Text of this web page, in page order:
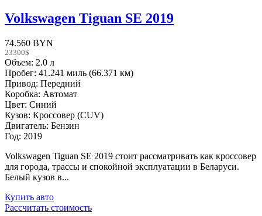
Volkswagen Tiguan SE 2019
74.560 BYN
23300$
Объем: 2.0 л
Пробег: 41.241 миль (66.371 км)
Привод: Передний
Коробка: Автомат
Цвет: Синий
Кузов: Кроссовер (CUV)
Двигатель: Бензин
Год: 2019
Volkswagen Tiguan SE 2019 стоит рассматривать как кроссовер
для города, трассы и спокойной эксплуатации в Беларуси.
Белый кузов в...
Купить авто
Рассчитать стоимость